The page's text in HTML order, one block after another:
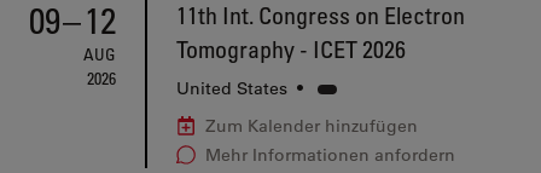
09–12
AUG
2026
11th Int. Congress on Electron
Tomography - ICET 2026
United States •
Zum Kalender hinzufügen
Mehr Informationen anfordern